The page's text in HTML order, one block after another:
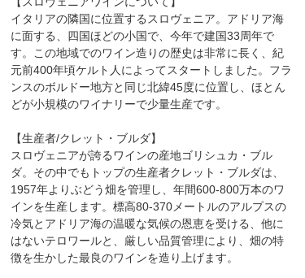
イタリアの隣国に位置するスロヴェニア。アドリア海
に面する、四国ほどの小国で、今年で建国33周年で
す。この地域でのワイン造りの歴史は非常に長く、紀
元前400年頃ケルト人によってスタートしました。フラ
ンスのボルドー地方と同じ北緯45度に位置し、ほとん
どが小規模のワイナリーで少量生産です。
【生産者/クレット・ブルダ】
スロヴェニアが誇るワインの産地ゴリシュカ・ブル
ダ。その中でもトップの生産者クレット・ブルダは、
1957年よりぶどう畑を管理し、年間600-800万本のワ
インを生産します。標高80-370メートルのアルプスの
冷気とアドリア海の温暖な気候の恩恵を受ける、他に
はないテロワールと、厳しい品質管理により、畑の特
徴を生かした最良のワインを造り上げます。